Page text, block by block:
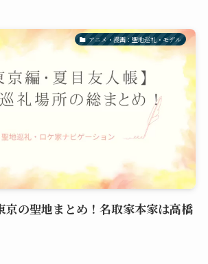
アニメ・漫画：聖地巡礼・モデル
京の聖地まとめ！名取家本家は高橋